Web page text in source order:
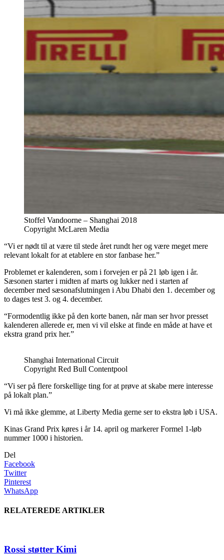
Stoffel Vandoorne – Shanghai 2018
Copyright McLaren Media
“Vi er nødt til at være til stede året rundt her og være meget mere
relevant lokalt for at etablere en stor fanbase her.”
Problemet er kalenderen, som i forvejen er på 21 løb igen i år.
Sæsonen starter i midten af marts og lukker ned i starten af
december med sæsonafslutningen i Abu Dhabi den 1. december og
to dages test 3. og 4. december.
“Formodentlig ikke på den korte banen, når man ser hvor presset
kalenderen allerede er, men vi vil elske at finde en måde at have et
ekstra grand prix her.”
Shanghai International Circuit
Copyright Red Bull Contentpool
“Vi ser på flere forskellige ting for at prøve at skabe mere interesse
på lokalt plan.”
Vi må ikke glemme, at Liberty Media gerne ser to ekstra løb i USA.
Kinas Grand Prix køres i år 14. april og markerer Formel 1-løb
nummer 1000 i historien.
Del
Facebook
Twitter
Pinterest
WhatsApp
RELATEREDE ARTIKLER
Rossi støtter Kimi